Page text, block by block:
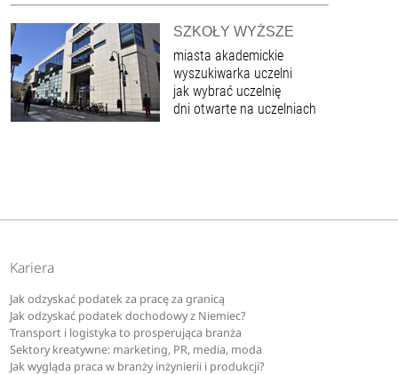
SZKOŁY WYŻSZE
miasta akademickie
wyszukiwarka uczelni
jak wybrać uczelnię
dni otwarte na uczelniach
Kariera
Jak odzyskać podatek za pracę za granicą
Jak odzyskać podatek dochodowy z Niemiec?
Transport i logistyka to prosperująca branża
Sektory kreatywne: marketing, PR, media, moda
Jak wygląda praca w branży inżynierii i produkcji?